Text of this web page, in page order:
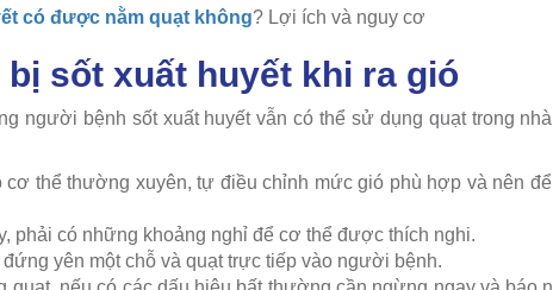
có được nằm quạt không? Lợi ích và nguy cơ
sốt xuất huyết khi ra gió
người bệnh sốt xuất huyết vẫn có thể sử dụng quạt trong
thể thường xuyên, tự điều chỉnh mức gió phù hợp và nên
phải có những khoảng nghỉ để cơ thể được thích nghi.
yên một chỗ và quạt trực tiếp vào người bệnh.